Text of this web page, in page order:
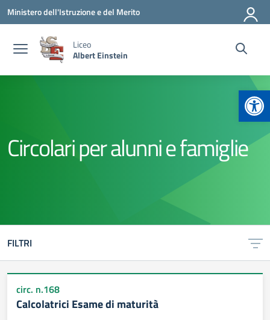
Vai ai contenuti
Vai al menu di navigazione
Vai al footer
Ministero dell'Istruzione e del Merito
Liceo
Albert Einstein
Circolari per alunni e famiglie
FILTRI
circ. n.168
Calcolatrici Esame di maturità